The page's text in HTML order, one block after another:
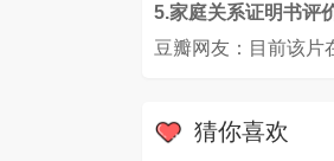
5.家庭关系证明书评
豆瓣网友：目前该片
猜你喜欢